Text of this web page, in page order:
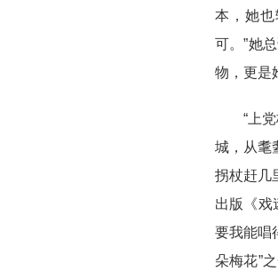
本，她
可。”她
物，更是
“上
城，从耄
拐杖赶几
出版《戏
要我能唱
朵梅花”